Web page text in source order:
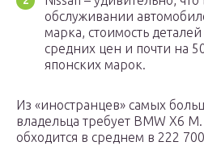
обслуживании
марка, стоимость
средних цен и почти на
японских марок.
Из «иностранцев» самых
владельца требует BMW X6
обходится в среднем в 222